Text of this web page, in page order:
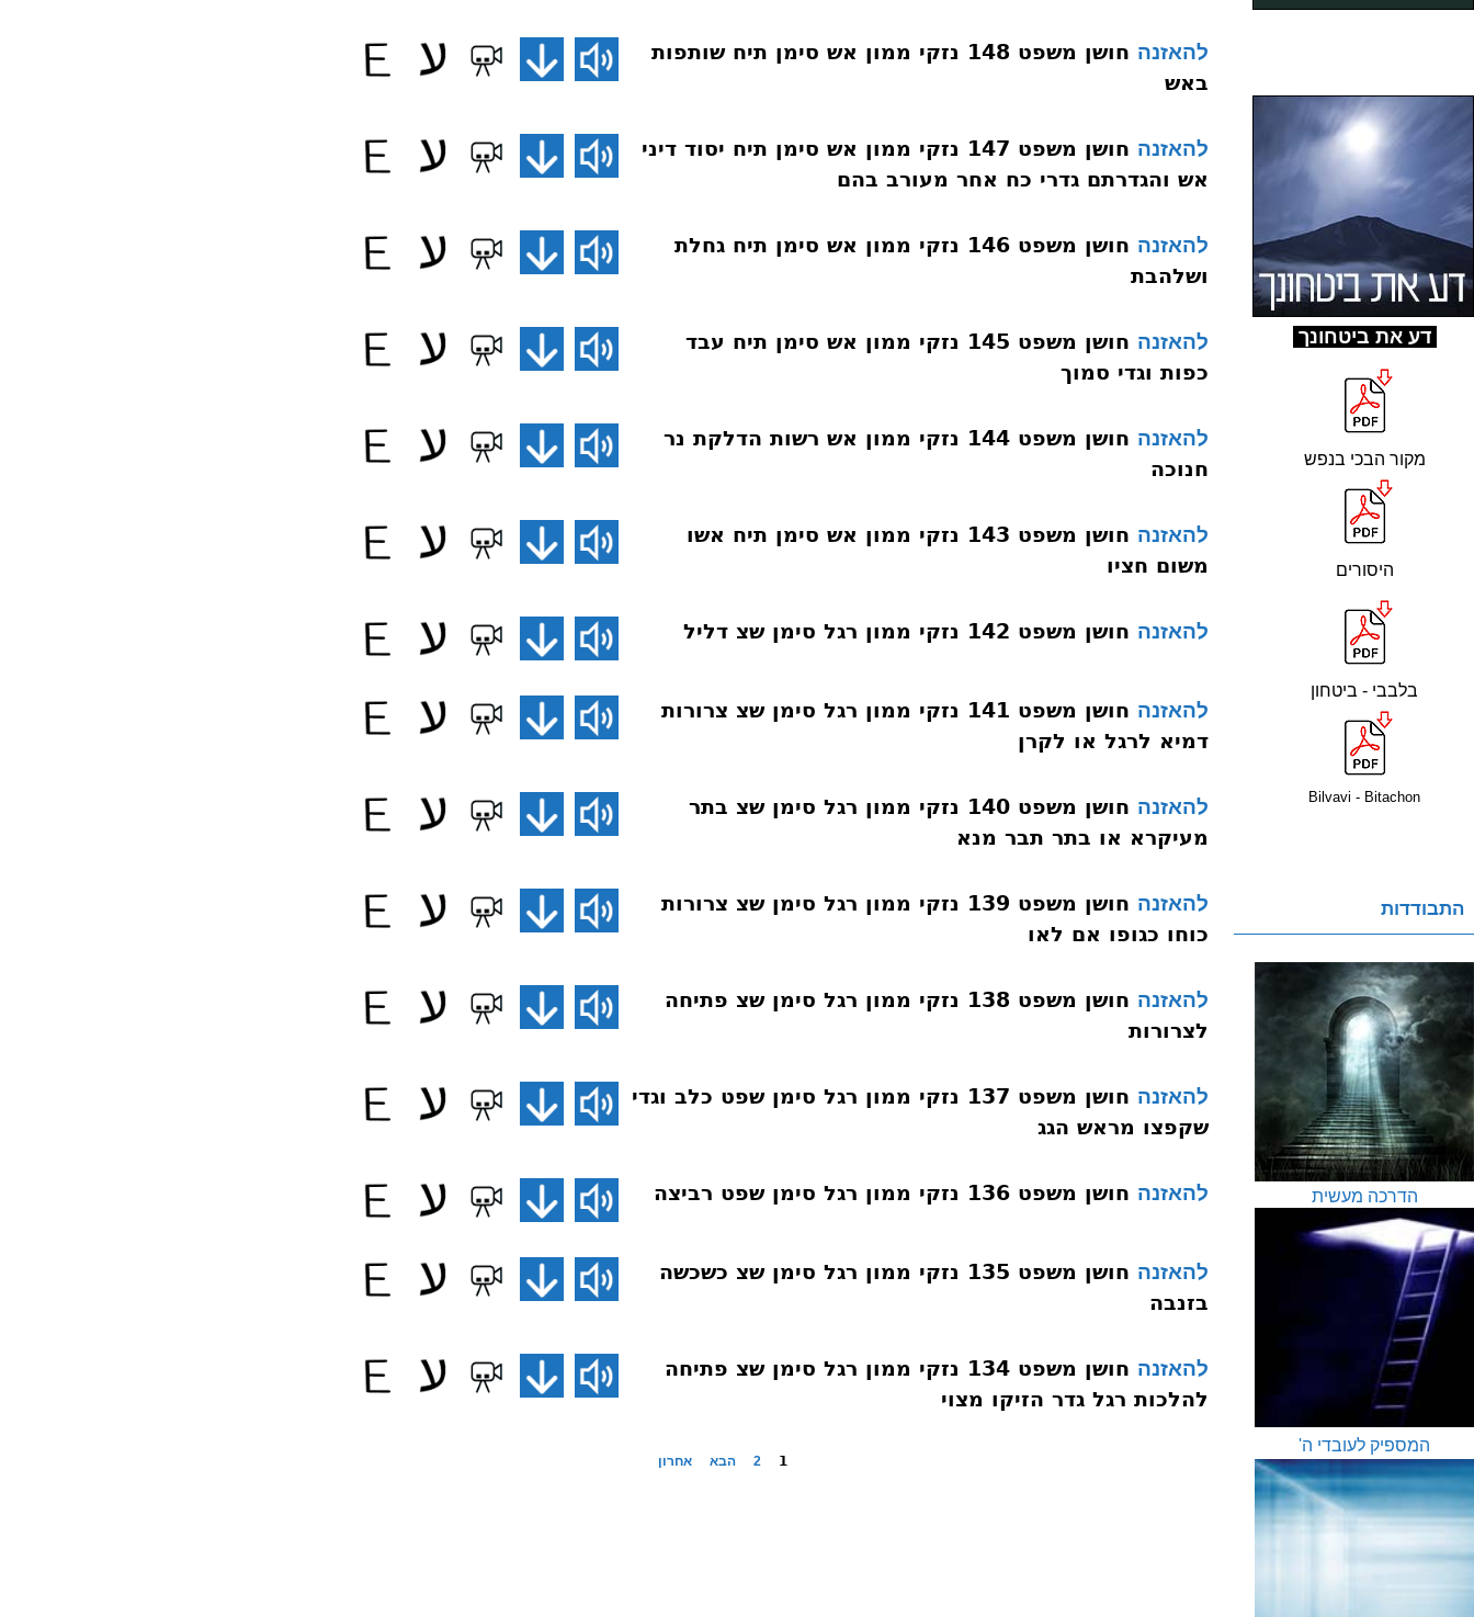
להאזנה
חושן משפט 148 נזקי ממון אש סימן תיח שותפות
באש
להאזנה
חושן משפט 147 נזקי ממון אש סימן תיח יסוד דיני
אש והגדרתם גדרי כח אחר מעורב בהם
להאזנה
חושן משפט 146 נזקי ממון אש סימן תיח גחלת
ושלהבת
להאזנה
חושן משפט 145 נזקי ממון אש סימן תיח עבד
כפות וגדי סמוך
להאזנה
חושן משפט 144 נזקי ממון אש רשות הדלקת נר
חנוכה
להאזנה
חושן משפט 143 נזקי ממון אש סימן תיח אשו
משום חציו
להאזנה חושן משפט 142 נזקי ממון רגל סימן שצ דליל
להאזנה
חושן משפט 141 נזקי ממון רגל סימן שצ צרורות
דמיא לרגל או לקרן
להאזנה
חושן משפט 140 נזקי ממון רגל סימן שצ בתר
מעיקרא או בתר תבר מנא
להאזנה
חושן משפט 139 נזקי ממון רגל סימן שצ צרורות
כוחו כגופו אם לאו
להאזנה
חושן משפט 138 נזקי ממון רגל סימן שצ פתיחה
לצרורות
להאזנה
חושן משפט 137 נזקי ממון רגל סימן שפט כלב וגדי
שקפצו מראש הגג
להאזנה חושן משפט 136 נזקי ממון רגל סימן שפט רביצה
להאזנה
חושן משפט 135 נזקי ממון רגל סימן שצ כשכשה
בזנבה
להאזנה
חושן משפט 134 נזקי ממון רגל סימן שצ פתיחה
להלכות רגל גדר הזיקו מצוי
1
2 הבא אחרון
דע את ביטחונך
מקור הבכי בנפש
היסורים
בלבבי - ביטחון
Bilvavi - Bitachon
התבודדות
הדרכה מעשית
המספיק לעובדי ה'